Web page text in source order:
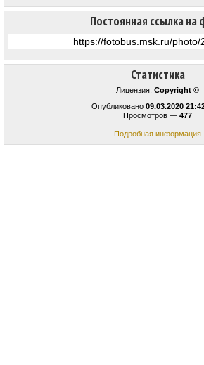
Статистика
Лицензия: Copyright ©
Опубликовано 09.03.2020
Просмотров — 477
Подробная информация
Постоянная ссылка на